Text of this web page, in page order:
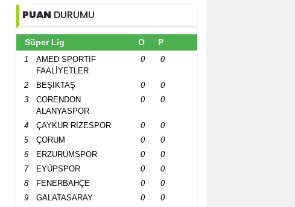
PUAN DURUMU
Süper Lig O P
1
AMED SPORTİF
FAALİYETLER
0 0
2 BEŞİKTAŞ 0
0
3
CORENDON
ALANYASPOR
0 0
4 ÇAYKUR RİZESPOR 0
0
5
ÇORUM 0
0
6
ERZURUMSPOR 0
0
7
EYÜPSPOR 0
0
8
FENERBAHÇE 0
0
9
GALATASARAY 0
0